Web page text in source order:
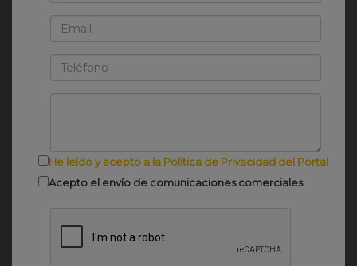
He leído y acepto a la Política de Privacidad del Portal
Acepto el envío de comunicaciones comerciales